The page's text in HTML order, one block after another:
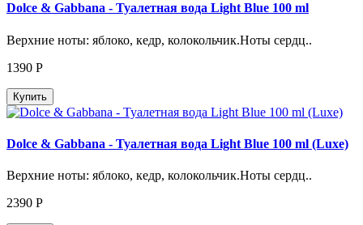
Dolce & Gabbana - Туалетная вода Light Blue 100 ml
Верхние ноты: яблоко, кедр, колокольчик.Ноты сердц..
1390 Р
Купить
Dolce & Gabbana - Туалетная вода Light Blue 100 ml (Luxe)
Верхние ноты: яблоко, кедр, колокольчик.Ноты сердц..
2390 Р